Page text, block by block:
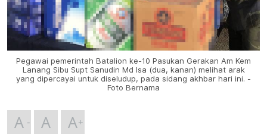
Pegawai pemerintah Batalion ke-10 Pasukan Gerakan Am Kem
Lanang Sibu Supt Sanudin Md Isa (dua, kanan) melihat arak
yang dipercayai untuk diseludup, pada sidang akhbar hari ini. -
Foto Bernama
A A A